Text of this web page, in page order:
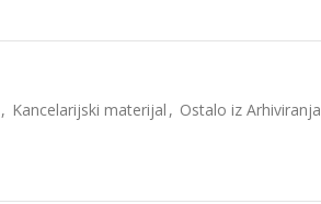
, Kancelarijski materijal , Ostalo iz Arhiviranja